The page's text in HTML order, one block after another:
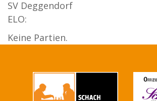
SV Deggendorf
ELO:
Keine Partien.